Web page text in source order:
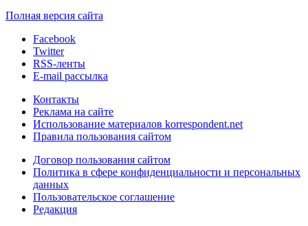
Полная версия сайта
Facebook
Twitter
RSS-ленты
E-mail рассылка
Контакты
Реклама на сайте
Использование материалов korrespondent.net
Правила пользования сайтом
Договор пользования сайтом
Политика в сфере конфиденциальности и персональных
данных
Пользовательское соглашение
Редакция